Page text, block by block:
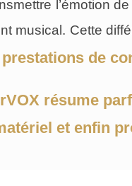
l’émotion
musical. Cette
de
résume
et enfin